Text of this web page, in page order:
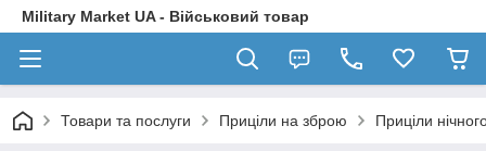
Military Market UA - Військовий товар
Товари та послуги Приціли на зброю Приціли